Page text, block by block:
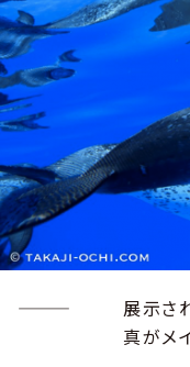
―――
展示さ
真がメ